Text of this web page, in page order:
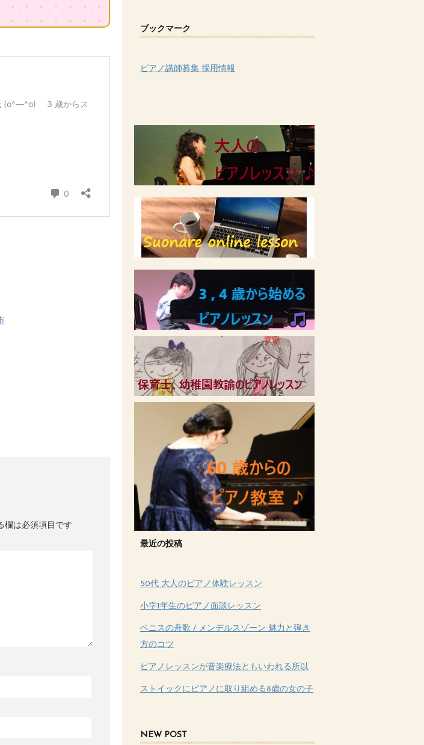
欄は必須項目です
ブックマーク
ピアノ講師募集 採用情報
最近の投稿
50代 大人のピアノ体験レッスン
小学1年生のピアノ面談レッスン
ベニスの舟歌 / メンデルスゾーン 魅力と弾き
方のコツ
ピアノレッスンが音楽療法ともいわれる所以
ストイックにピアノに取り組める8歳の女の子
NEW POST